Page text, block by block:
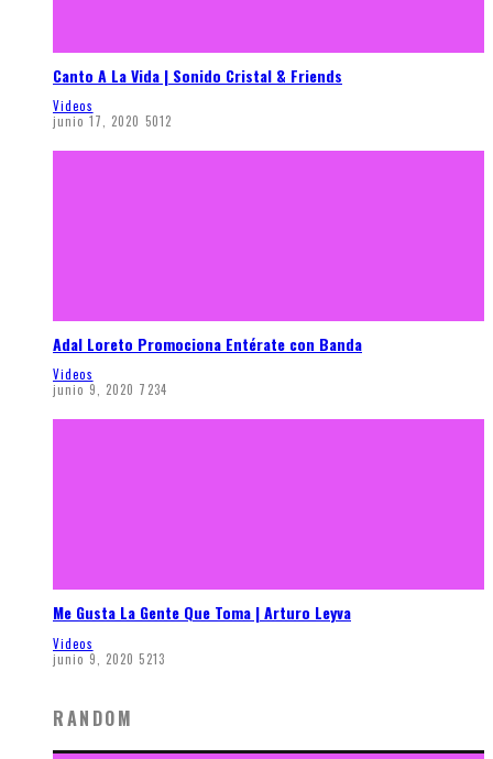
Canto A La Vida | Sonido Cristal & Friends
Videos
junio 17, 2020 5012
Adal Loreto Promociona Entérate con Banda
Videos
junio 9, 2020 7234
Me Gusta La Gente Que Toma | Arturo Leyva
Videos
junio 9, 2020 5213
RANDOM